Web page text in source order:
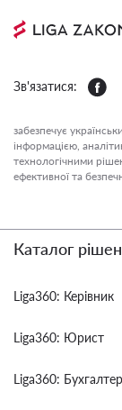
Зв'язатися:
забезпечує
інформацією,
технологічними
ефективної та
Каталог
Liga360: Керівник
Liga360: Юрист
Liga360: Бухгалтер